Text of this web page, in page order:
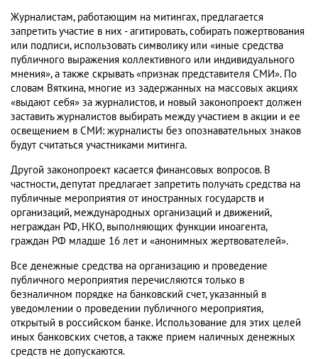
Журналистам, работающим на митингах, предлагается
запретить участие в них - агитировать, собирать пожертвования
или подписи, использовать символику или «иные средства
публичного выражения коллективного или индивидуального
мнения», а также скрывать «признак представителя СМИ». По
словам Вяткина, многие из задержанных на массовых акциях
«выдают себя» за журналистов, и новый законопроект должен
заставить журналистов выбирать между участием в акции и ее
освещением в СМИ: журналисты без опознавательных знаков
будут считаться участниками митинга.
Другой законопроект касается финансовых вопросов. В
частности, депутат предлагает запретить получать средства на
публичные мероприятия от иностранных государств и
организаций, международных организаций и движений,
неграждан РФ, НКО, выполняющих функции иноагента,
граждан РФ младше 16 лет и «анонимных жертвователей».
Все денежные средства на организацию и проведение
публичного мероприятия перечисляются только в
безналичном порядке на банковский счет, указанный в
уведомлении о проведении публичного мероприятия,
открытый в российском банке. Использование для этих целей
иных банковских счетов, а также прием наличных денежных
средств не допускаются.